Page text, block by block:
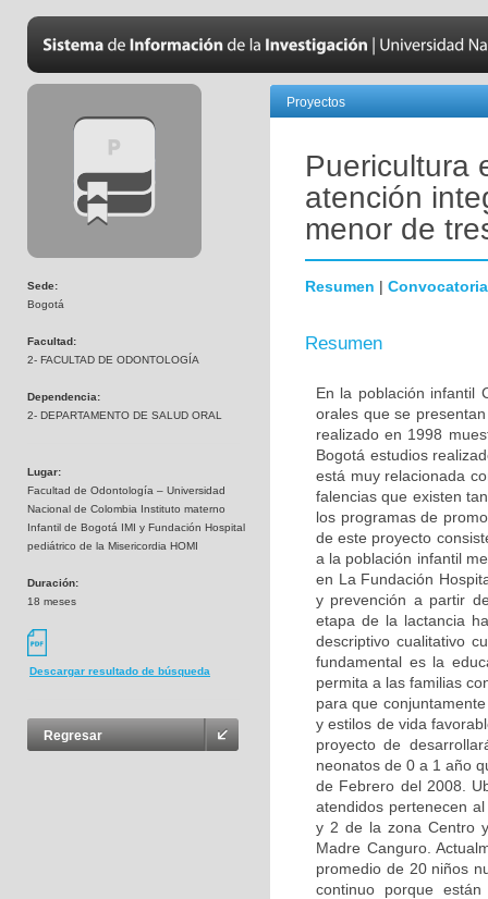
Sede:
Bogotá
Facultad:
2- FACULTAD DE ODONTOLOGÍA
Dependencia:
2- DEPARTAMENTO DE SALUD ORAL
Lugar:
Facultad de Odontología – Universidad
Nacional de Colombia Instituto materno
Infantil de Bogotá IMI y Fundación Hospital
pediátrico de la Misericordia HOMI
Duración:
18 meses
Descargar resultado de búsqueda
Regresar
Proyectos
Puericultura
atención
menor de
Resumen | Convocatoria
Resumen
En la población infantil
orales que se
realizado en 1998
Bogotá estudios
está muy relacionada
falencias que existen
los programas de
de este proyecto
a la población infantil
en La Fundación
y prevención a partir
etapa de la lactancia
descriptivo cualitativo
fundamental es la
permita a las familias
para que
y estilos de vida
proyecto de
neonatos de 0 a 1 año
de Febrero del 2008.
atendidos pertenecen
y 2 de la zona Centro
Madre Canguro.
promedio de 20 niños
continuo porque